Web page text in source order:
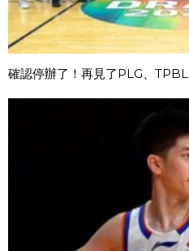
確認停辦了！再見了PLG、TPBL